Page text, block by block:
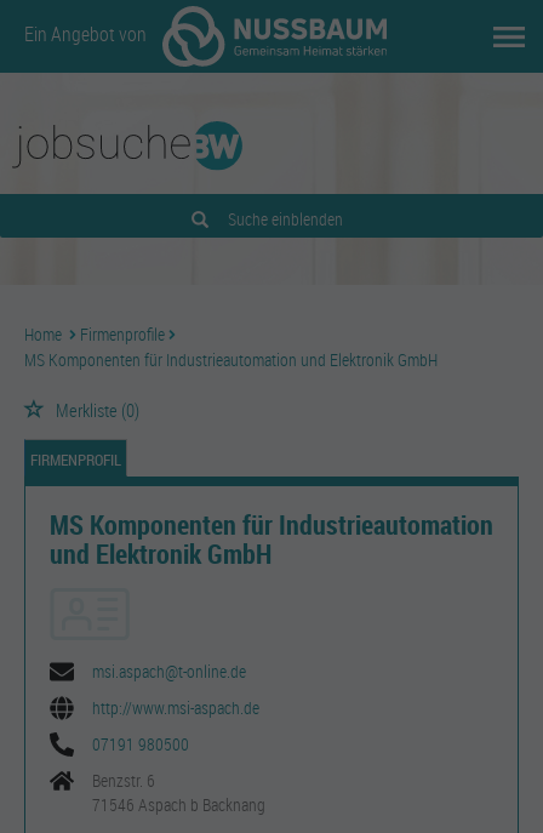
Ein Angebot von
Suche einblenden
Home
Firmenprofile
MS Komponenten für Industrieautomation und Elektronik GmbH
Merkliste (0)
FIRMENPROFIL
MS Komponenten für Industrieautomation
und Elektronik GmbH
msi.aspach@t-online.de
http://www.msi-aspach.de
07191 980500
Benzstr. 6
71546 Aspach b Backnang